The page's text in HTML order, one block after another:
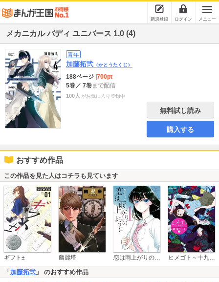
新規登録 ログイン メニュー
メカニカル バディ ユニバース 1.0 (4)
青年
加藤拓弐 （かとうたくじ）
188ページ 700pt
5巻／ 7巻まで配信
100人 がお気に入り登録中
無料試し読み
購入する
おすすめ作品
この作品を見た人はコチラも見ています
ギフト± 幽麗塔 恋は雨上がりのように ヒメゴト～十九歳の制服～
「 加藤拓弐 」 のおすすめ作品